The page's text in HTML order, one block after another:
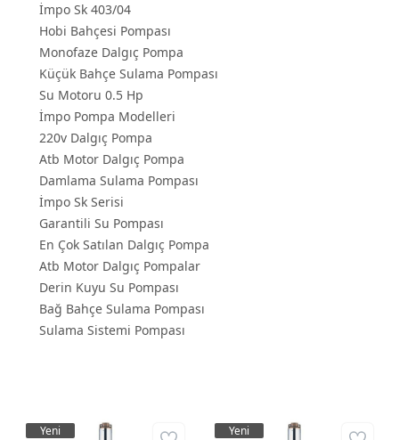
İmpo Sk 403/04
Hobi Bahçesi Pompası
Monofaze Dalgıç Pompa
Küçük Bahçe Sulama Pompası
Su Motoru 0.5 Hp
İmpo Pompa Modelleri
220v Dalgıç Pompa
Atb Motor Dalgıç Pompa
Damlama Sulama Pompası
İmpo Sk Serisi
Garantili Su Pompası
En Çok Satılan Dalgıç Pompa
Atb Motor Dalgıç Pompalar
Derin Kuyu Su Pompası
Bağ Bahçe Sulama Pompası
Sulama Sistemi Pompası
Yeni
Yeni